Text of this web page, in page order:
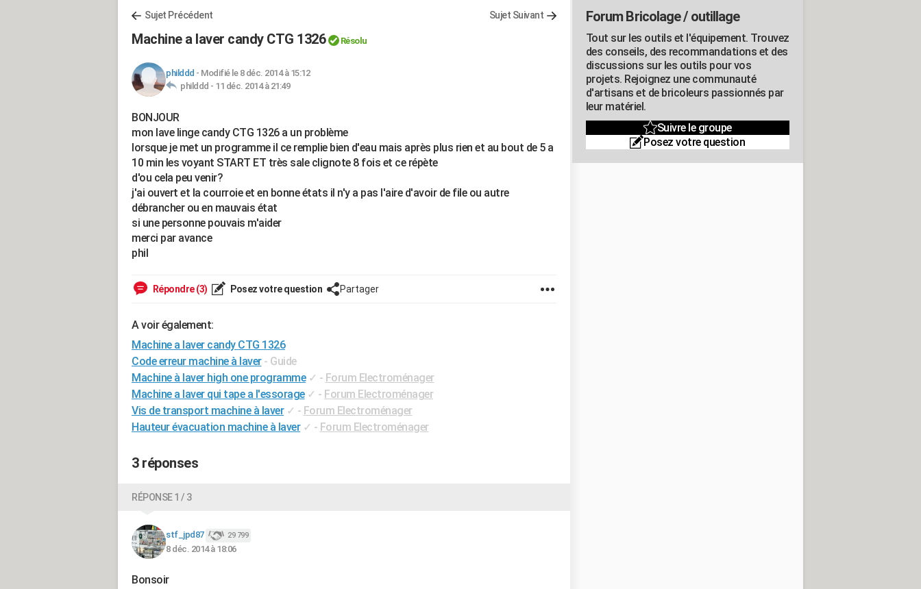
Sujet Précédent Sujet Suivant
Machine a laver candy CTG 1326 Résolu
philddd - Modifié le 8 déc. 2014 à 15:12
philddd - 11 déc. 2014 à 21:49
BONJOUR
mon lave linge candy CTG 1326 a un problème
lorsque je met un programme il ce remplie bien d'eau mais après plus rien et au bout de 5 a
10 min les voyant START ET très sale clignote 8 fois et ce répète
d'ou cela peu venir?
j'ai ouvert et la courroie et en bonne états il n'y a pas l'aire d'avoir de file ou autre
débrancher ou en mauvais état
si une personne pouvais m'aider
merci par avance
phil
Répondre (3) Posez votre question Partager
A voir également:
Machine a laver candy CTG 1326
Code erreur machine à laver - Guide
Machine à laver high one programme ✓ - Forum Electroménager
Machine a laver qui tape a l'essorage ✓ - Forum Electroménager
Vis de transport machine à laver ✓ - Forum Electroménager
Hauteur évacuation machine à laver ✓ - Forum Electroménager
3 réponses
RÉPONSE 1 / 3
stf_jpd87 29 799
8 déc. 2014 à 18:06
Bonsoir
Forum Bricolage / outillage
Tout sur les outils et l'équipement. Trouvez
des conseils, des recommandations et des
discussions sur les outils pour vos
projets. Rejoignez une communauté
d'artisans et de bricoleurs passionnés par
leur matériel.
Suivre le groupe
Posez votre question